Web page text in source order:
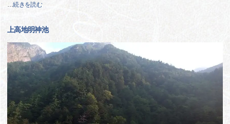
…続きを読む
上高地明神池